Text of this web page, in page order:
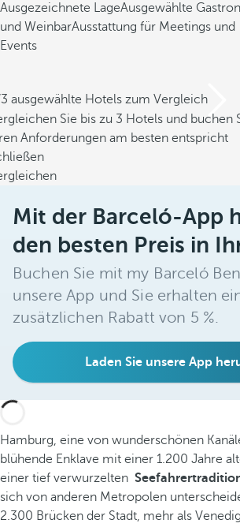
Ausgezeichnete LageAusgewählte
und WeinbarAusstattung für Meetings und
Events
ausgewählte Hotels zum Vergleich
Sie bis zu 3 Hotels und buchen
Anforderungen am besten entspricht
Mit der Barceló-App
den besten Preis in
Buchen Sie mit my Barceló
unsere App und Sie erhalten
zusätzlichen Rabatt von 5 %.
Laden Sie unsere App
Hamburg, eine von wunderschönen
blühende Enklave mit einer 1.200 Jahre
einer tief verwurzelten
sich von anderen Metropolen
2.300 Brücken der Stadt, mehr als